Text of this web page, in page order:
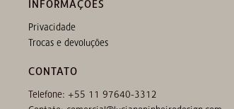
INFORMAÇÕES
Privacidade
Trocas e devoluções
CONTATO
Telefone: +55 11 97640-3312